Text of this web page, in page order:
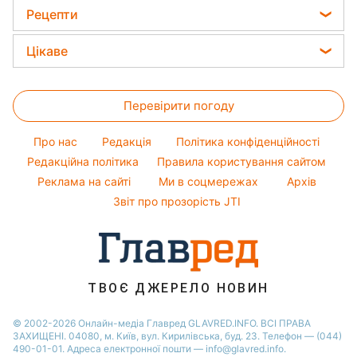
Ані Лорак
Кейт Міддлтон
Алла Пугачова
Максим Галкін
Настя Каменських
Віталій Козловський
Потап
Софія Ротару
Новини Рівного
Новини Львова
Новини Тернополя
Новини Житомира
Новини Одеси
Новини Харкова
Модні помилки
Новини моди
Поради від Андре Тана
Жіночі стрижки
Фарбування волосся
Гарний манікюр
Рецепти
Закуски
Салати
Легкі десерти
Напої
Святкове меню
Цікаве
Тести по картинці
Оптичні ілюзії
Народні прикмети
Усе про шоу-бізнес
Перевірити погоду
Про нас Редакція
Політика конфіденційності
Редакційна політика
Правила користування сайтом
Реклама на сайті
Ми в соцмережах
Архів
Звіт про прозорість JTI
ТВОЄ ДЖЕРЕЛО НОВИН
© 2002-2026 Онлайн-медіа Главред GLAVRED.INFO. ВСІ ПРАВА
ЗАХИЩЕНІ. 04080, м. Київ, вул. Кирилівська, буд. 23. Телефон — (044)
490-01-01. Адреса електронної пошти — info@glavred.info.